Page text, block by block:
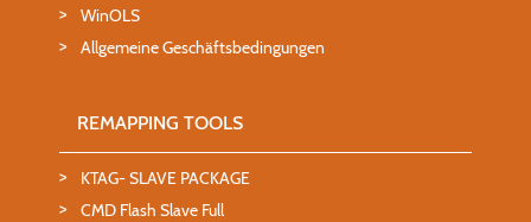
WinOLS
Allgemeine Geschäftsbedingungen
REMAPPING TOOLS
KTAG- SLAVE PACKAGE
CMD Flash Slave Full